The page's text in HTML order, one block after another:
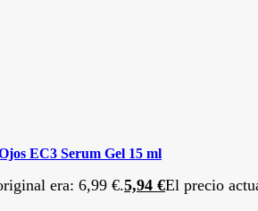
EC3 Serum Gel 15 ml
era: 6,99 €.5,94 €El precio